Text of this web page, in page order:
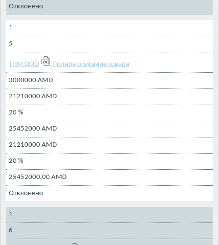
Отклонено
1
5
ТНМ ООО Полное описание товара
3000000 AMD
21210000 AMD
20 %
25452000 AMD
21210000 AMD
20 %
25452000.00 AMD
Отклонено
1
6